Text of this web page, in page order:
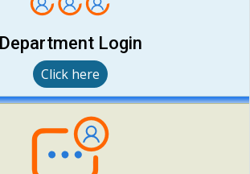
Department Login
Click here